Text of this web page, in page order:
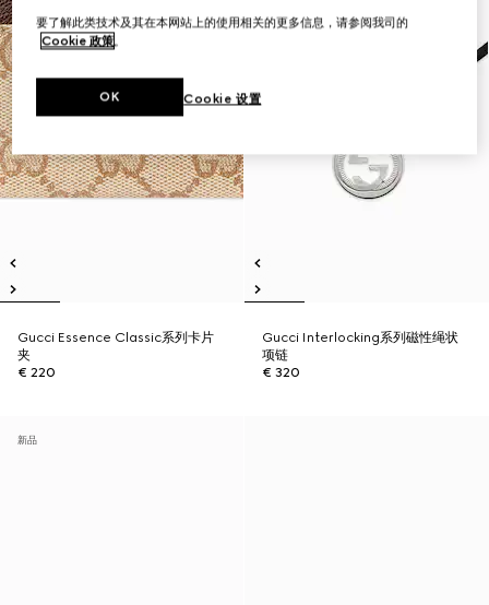
Gucci Essence Classic系列卡片
夹
€ 220
Gucci Interlocking系列磁性绳状
项链
€ 320
新品
要了解此类技术及其在本网站上的使用相关的更多信息，请参阅我司的
Cookie 政策。
Cookie 设置
OK